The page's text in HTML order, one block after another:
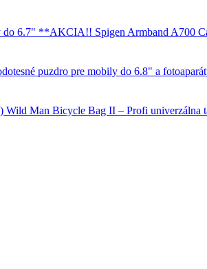
Spigen Armband A700
puzdro pre mobily do 6.8" a
Wild Man Bicycle Bag II – Profi univerzálna